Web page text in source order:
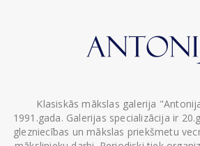
Klasiskās mākslas galerija
1991.gada. Galerijas specializācija ir
glezniecības un mākslas priekšmetu